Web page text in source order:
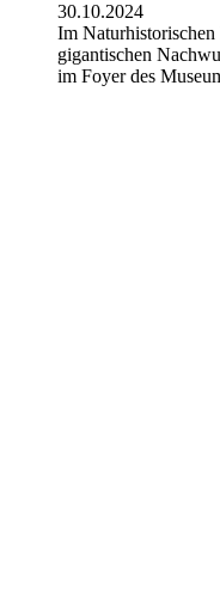
30.10.2024
Im
gigantischen
im Foyer des